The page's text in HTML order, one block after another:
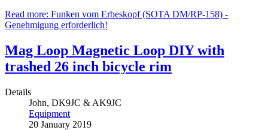
Read more: Funken vom Erbeskopf (SOTA DM/RP-158) -
Genehmigung erforderlich!
Mag Loop Magnetic Loop DIY with
trashed 26 inch bicycle rim
Details
John, DK9JC & AK9JC
Equipment
20 January 2019